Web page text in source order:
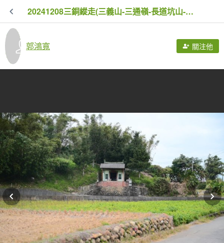
20241208三銅縱走(三義山-三通嶺-長道坑山-九華山)
郭鴻寬 關注他